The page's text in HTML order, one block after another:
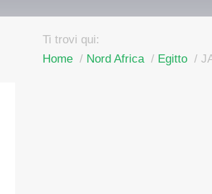
Ti trovi qui:
Home
Nord Africa Egitto